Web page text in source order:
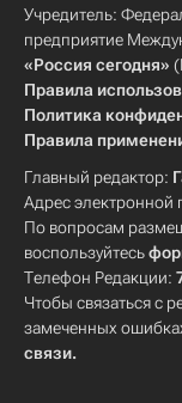
Учредитель:
предприятие
«Россия сегодня»
Правила
Политика
Правила
Главный редактор:
Адрес электронной
По вопросам
воспользуйтесь
Телефон Редакции:
Чтобы связаться с
замеченных
связи.